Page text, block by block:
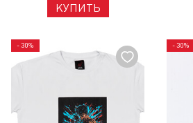
КУПИТЬ
- 30% - 30%